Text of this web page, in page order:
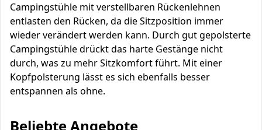
Campingstühle mit verstellbaren Rückenlehnen
entlasten den Rücken, da die Sitzposition immer
wieder verändert werden kann. Durch gut gepolsterte
Campingstühle drückt das harte Gestänge nicht
durch, was zu mehr Sitzkomfort führt. Mit einer
Kopfpolsterung lässt es sich ebenfalls besser
entspannen als ohne.
Beliebte Angebote